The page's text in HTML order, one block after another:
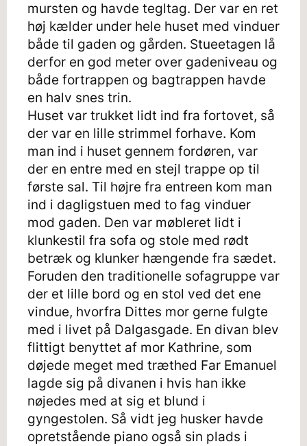
mursten og havde tegltag. Der var en ret
høj kælder under hele huset med vinduer
både til gaden og gården. Stueetagen lå
derfor en god meter over gadeniveau og
både fortrappen og bagtrappen havde
en halv snes trin.
Huset var trukket lidt ind fra fortovet, så
der var en lille strimmel forhave. Kom
man ind i huset gennem fordøren, var
der en entre med en stejl trappe op til
første sal. Til højre fra entreen kom man
ind i dagligstuen med to fag vinduer
mod gaden. Den var møbleret lidt i
klunkestil fra sofa og stole med rødt
betræk og klunker hængende fra sædet.
Foruden den traditionelle sofagruppe var
der et lille bord og en stol ved det ene
vindue, hvorfra Dittes mor gerne fulgte
med i livet på Dalgasgade. En divan blev
flittigt benyttet af mor Kathrine, som
døjede meget med træthed Far Emanuel
lagde sig på divanen i hvis han ikke
nøjedes med at sig et blund i
gyngestolen. Så vidt jeg husker havde
opretstående piano også sin plads i